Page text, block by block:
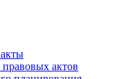
актов